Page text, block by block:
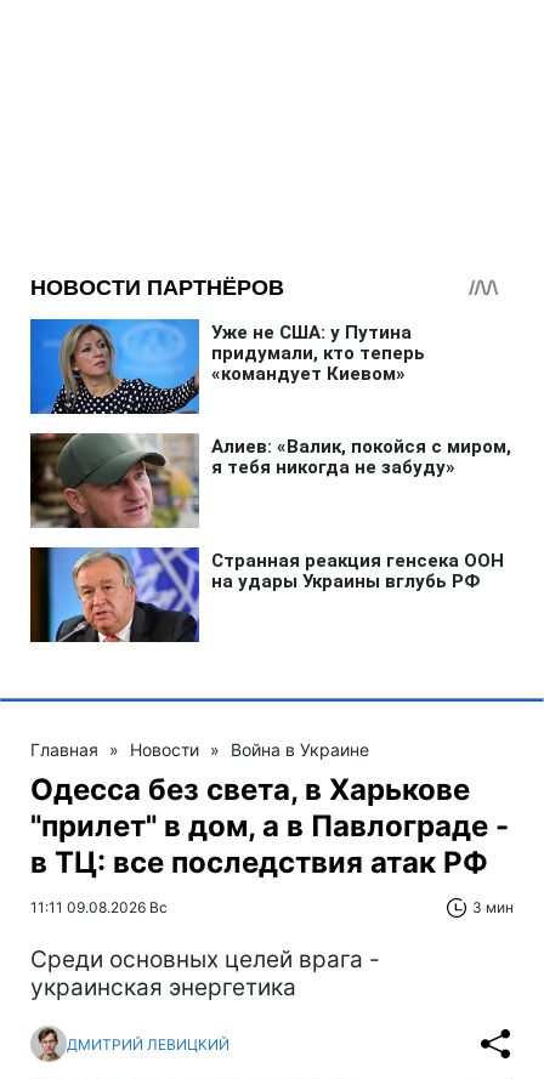
Главная » Новости » Война в Украине
Одесса без света, в Харькове
"прилет" в дом, а в Павлограде -
в ТЦ: все последствия атак РФ
11:11 09.08.2026 Вс 3 мин
Среди основных целей врага -
украинская энергетика
ДМИТРИЙ ЛЕВИЦКИЙ